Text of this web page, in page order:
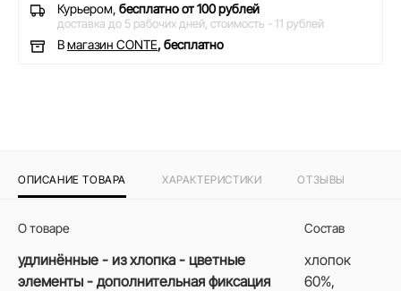
Курьером, бесплатно от 100 рублей
доставка до 5 рабочих дней, стоимость - 11 рублей
Вмагазин CONTE, бесплатно
ОПИСАНИЕ ТОВАРА ХАРАКТЕРИСТИКИ ОТЗЫВЫ
О товаре
удлинённые - из хлопка - цветные
элементы - дополнительная фиксация
Состав
хлопок
60%,